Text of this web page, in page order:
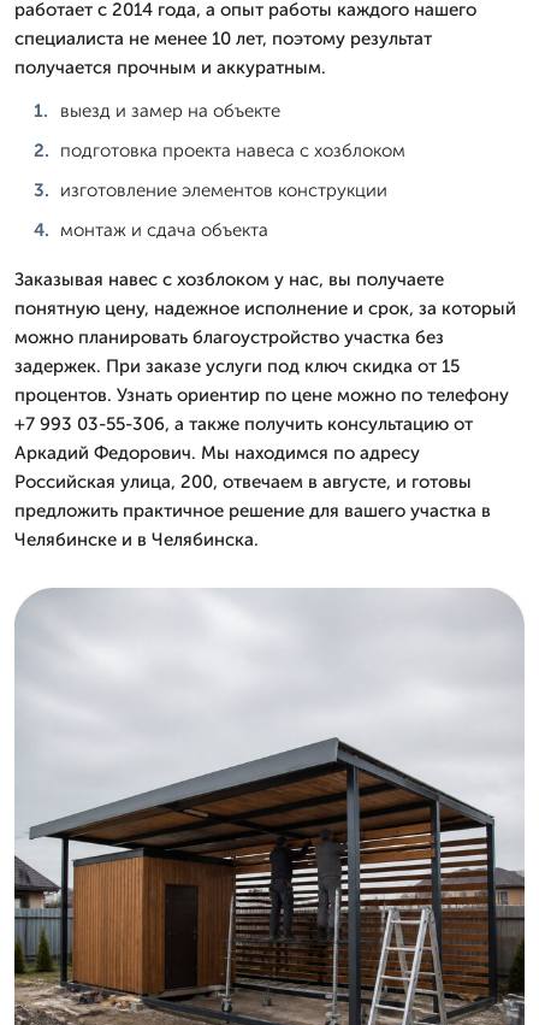
работает с 2014 года, а опыт работы каждого нашего
специалиста не менее 10 лет, поэтому результат
получается прочным и аккуратным.
выезд и замер на объекте
подготовка проекта навеса с хозблоком
изготовление элементов конструкции
монтаж и сдача объекта
Заказывая навес с хозблоком у нас, вы получаете
понятную цену, надежное исполнение и срок, за который
можно планировать благоустройство участка без
задержек. При заказе услуги под ключ скидка от 15
процентов. Узнать ориентир по цене можно по телефону
+7 993 03-55-306, а также получить консультацию от
Аркадий Федорович. Мы находимся по адресу
Российская улица, 200, отвечаем в августе, и готовы
предложить практичное решение для вашего участка в
Челябинске и в Челябинска.